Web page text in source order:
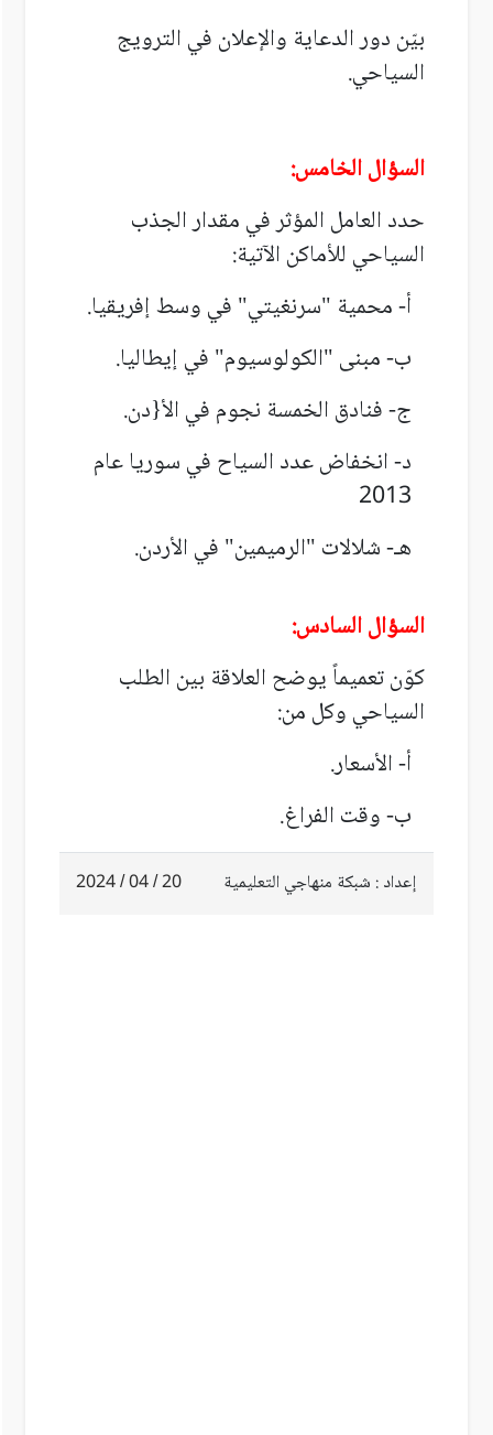
بيّن دور الدعاية والإعلان في الترويج
السياحي.
السؤال الخامس:
حدد العامل المؤثر في مقدار الجذب
السياحي للأماكن الآتية:
أ- محمية "سرنغيتي" في وسط إفريقيا.
ب- مبنى "الكولوسيوم" في إيطاليا.
ج- فنادق الخمسة نجوم في الأ{دن.
د- انخفاض عدد السياح في سوريا عام
2013
هـ- شلالات "الرميمين" في الأردن.
السؤال السادس:
كوّن تعميماً يوضح العلاقة بين الطلب
السياحي وكل من:
أ- الأسعار.
ب- وقت الفراغ.
إعداد : شبكة منهاجي التعليمية 20 / 04 / 2024